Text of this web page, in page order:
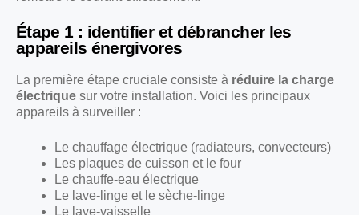
Étape 1 : identifier et débrancher les
appareils énergivores
La première étape cruciale consiste à réduire la charge
électrique sur votre installation. Voici les principaux
appareils à surveiller :
Le chauffage électrique (radiateurs, convecteurs)
Les plaques de cuisson et le four
Le chauffe-eau électrique
Le lave-linge et le sèche-linge
Le lave-vaisselle